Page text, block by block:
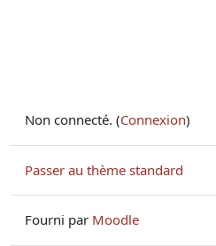
Non connecté. (Connexion)
Passer au thème standard
Fourni par Moodle